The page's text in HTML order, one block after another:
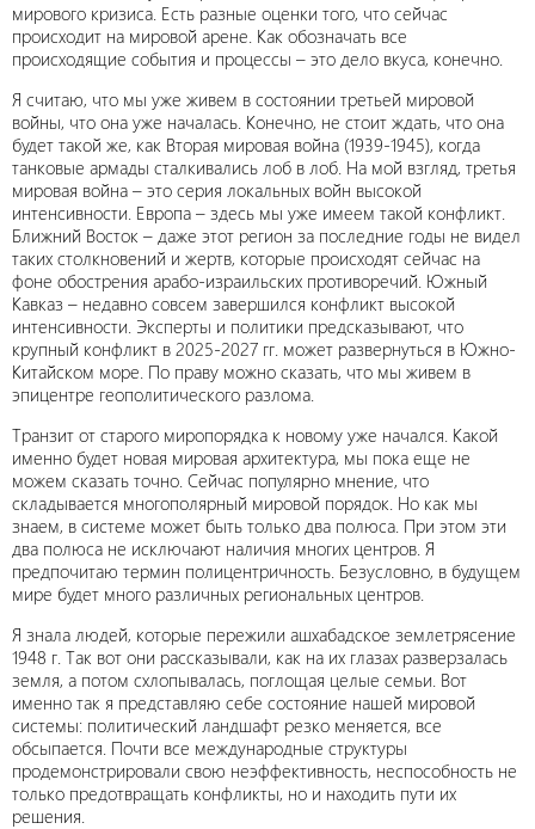
мирового кризиса. Есть разные оценки того, что сейчас
происходит на мировой арене. Как обозначать все
происходящие события и процессы – это дело вкуса, конечно.
Я считаю, что мы уже живем в состоянии третьей мировой
войны, что она уже началась. Конечно, не стоит ждать, что она
будет такой же, как Вторая мировая война (1939-1945), когда
танковые армады сталкивались лоб в лоб. На мой взгляд, третья
мировая война – это серия локальных войн высокой
интенсивности. Европа – здесь мы уже имеем такой конфликт.
Ближний Восток – даже этот регион за последние годы не видел
таких столкновений и жертв, которые происходят сейчас на
фоне обострения арабо-израильских противоречий. Южный
Кавказ – недавно совсем завершился конфликт высокой
интенсивности. Эксперты и политики предсказывают, что
крупный конфликт в 2025-2027 гг. может развернуться в Южно-
Китайском море. По праву можно сказать, что мы живем в
эпицентре геополитического разлома.
Транзит от старого миропорядка к новому уже начался. Какой
именно будет новая мировая архитектура, мы пока еще не
можем сказать точно. Сейчас популярно мнение, что
складывается многополярный мировой порядок. Но как мы
знаем, в системе может быть только два полюса. При этом эти
два полюса не исключают наличия многих центров. Я
предпочитаю термин полицентричность. Безусловно, в будущем
мире будет много различных региональных центров.
Я знала людей, которые пережили ашхабадское землетрясение
1948 г. Так вот они рассказывали, как на их глазах разверзалась
земля, а потом схлопывалась, поглощая целые семьи. Вот
именно так я представляю себе состояние нашей мировой
системы: политический ландшафт резко меняется, все
обсыпается. Почти все международные структуры
продемонстрировали свою неэффективность, неспособность не
только предотвращать конфликты, но и находить пути их
решения.